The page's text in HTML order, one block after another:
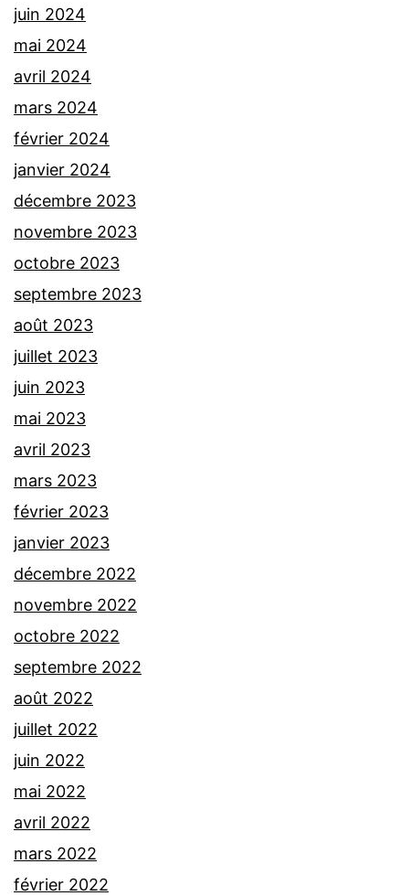
juin 2024
mai 2024
avril 2024
mars 2024
février 2024
janvier 2024
décembre 2023
novembre 2023
octobre 2023
septembre 2023
août 2023
juillet 2023
juin 2023
mai 2023
avril 2023
mars 2023
février 2023
janvier 2023
décembre 2022
novembre 2022
octobre 2022
septembre 2022
août 2022
juillet 2022
juin 2022
mai 2022
avril 2022
mars 2022
février 2022